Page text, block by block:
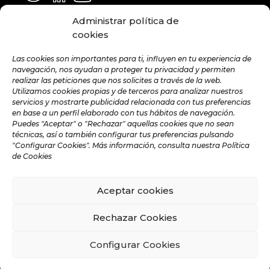
Administrar política de
cookies
Las cookies son importantes para ti, influyen en tu experiencia de
navegación, nos ayudan a proteger tu privacidad y permiten
realizar las peticiones que nos solicites a través de la web.
Utilizamos cookies propias y de terceros para analizar nuestros
servicios y mostrarte publicidad relacionada con tus preferencias
en base a un perfil elaborado con tus hábitos de navegación.
Puedes "Aceptar" o "Rechazar" aquellas cookies que no sean
técnicas, así o también configurar tus preferencias pulsando
"Configurar Cookies". Más información, consulta nuestra Política
de Cookies
Aceptar cookies
Rechazar Cookies
Configurar Cookies
GENERAL Y MEDIA
info@hamilton.global
TRABAJA CON NOSOTROS
talent@hamilton.global
SUSCRÍBETE A LA NEWSLETTER
MENSUAL
©️ 2024 Hamilton Global Intelligence. |
Política de Redes Sociales